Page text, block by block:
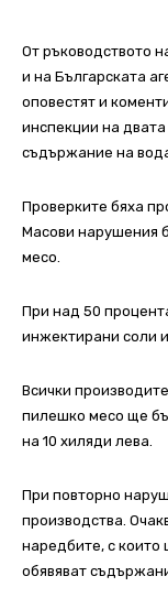
От ръководството
и на Българската
оповестят и
инспекции на
съдържание на
Проверките бяха
Масови нарушения
месо.
При над 50
инжектирани соли
Всички
пилешко месо ще
на 10 хиляди лева.
При повторно
производства.
наредбите, с
обявяват